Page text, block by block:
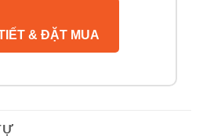
& ĐẶT MUA